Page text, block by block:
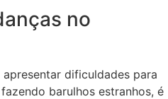
no
dificuldades para
barulhos estranhos, é